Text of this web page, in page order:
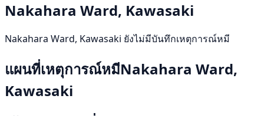
Nakahara Ward, Kawasaki
Nakahara Ward, Kawasaki ยังไม่มีบันทึกเหตุการณ์หมี
แผนที่เหตุการณ์หมีNakahara Ward,
Kawasaki